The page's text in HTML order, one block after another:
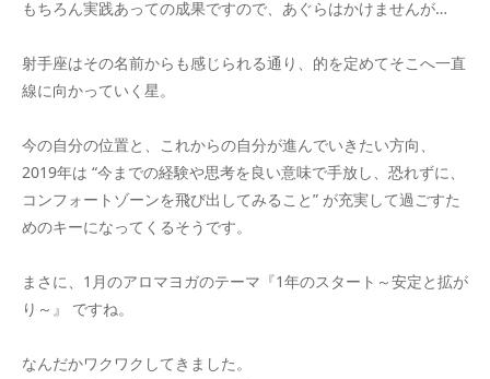
もちろん実践あっての成果ですので、あぐらはかけませんが…
射手座はその名前からも感じられる通り、的を定めてそこへ一直
線に向かっていく星。
今の自分の位置と、これからの自分が進んでいきたい方向、
2019年は “今までの経験や思考を良い意味で手放し、恐れずに、
コンフォートゾーンを飛び出してみること” が充実して過ごすた
めのキーになってくるそうです。
まさに、1月のアロマヨガのテーマ『1年のスタート～安定と拡が
り～』 ですね。
なんだかワクワクしてきました。